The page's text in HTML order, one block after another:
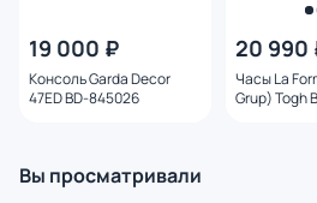
19 000 ₽
Консоль Garda Decor
47ED BD-845026
20 990
Часы La
Grup) Togh
Вы просматривали